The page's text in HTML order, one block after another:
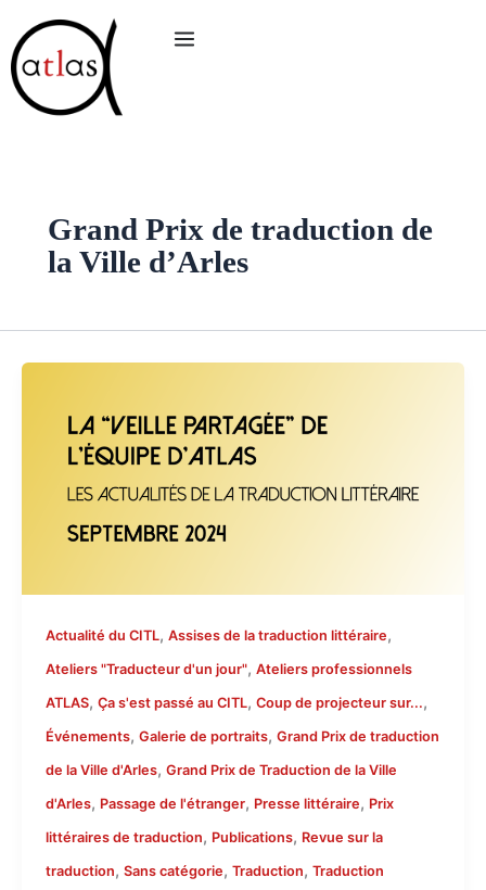
au
contenu
Grand Prix de traduction de
la Ville d’Arles
Actualité du CITL, Assises de la traduction littéraire,
Ateliers "Traducteur d'un jour", Ateliers professionnels
ATLAS, Ça s'est passé au CITL, Coup de projecteur sur...,
Événements, Galerie de portraits, Grand Prix de traduction
de la Ville d'Arles, Grand Prix de Traduction de la Ville
d'Arles, Passage de l'étranger, Presse littéraire, Prix
littéraires de traduction, Publications, Revue sur la
traduction, Sans catégorie, Traduction, Traduction